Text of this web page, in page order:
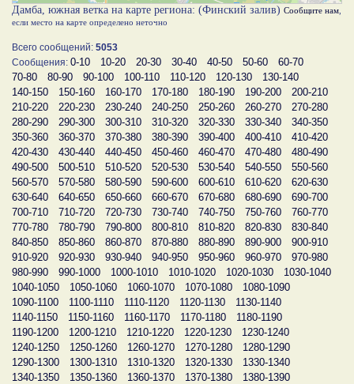
Дамба, южная ветка на карте региона: (Финский залив) Сообщите нам
если место на карте определено неточно
Всего сообщений: 5053
Сообщения: 0-10 10-20 20-30 30-40 40-50 50-60
60-70
70-80
80-90 90-100 100-110 110-120 120-130
130-140
140-150
150-160 160-170 170-180 180-190 190-200
200-210
210-220
220-230 230-240 240-250 250-260 260-270
270-280
280-290
290-300 300-310 310-320 320-330 330-340
340-350
350-360
360-370 370-380 380-390 390-400 400-410
410-420
420-430
430-440 440-450 450-460 460-470 470-480
480-490
490-500
500-510 510-520 520-530 530-540 540-550
550-560
560-570
570-580 580-590 590-600 600-610 610-620
620-630
630-640
640-650 650-660 660-670 670-680 680-690
690-700
700-710
710-720 720-730 730-740 740-750 750-760
760-770
770-780
780-790 790-800 800-810 810-820 820-830
830-840
840-850
850-860 860-870 870-880 880-890 890-900
900-910
910-920
920-930 930-940 940-950 950-960 960-970
970-980
980-990
990-1000 1000-1010 1010-1020 1020-1030
1030-1040
1040-1050
1050-1060 1060-1070 1070-1080
1080-1090
1090-1100
1100-1110 1110-1120 1120-1130
1130-1140
1140-1150
1150-1160 1160-1170 1170-1180
1180-1190
1190-1200
1200-1210 1210-1220 1220-1230
1230-1240
1240-1250
1250-1260 1260-1270 1270-1280
1280-1290
1290-1300
1300-1310 1310-1320 1320-1330
1330-1340
1340-1350
1350-1360 1360-1370 1370-1380
1380-1390